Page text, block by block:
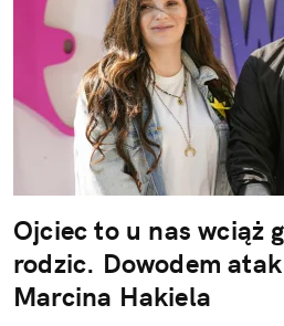
Ojciec to u nas wciąż
rodzic. Dowodem
Marcina Hakiela